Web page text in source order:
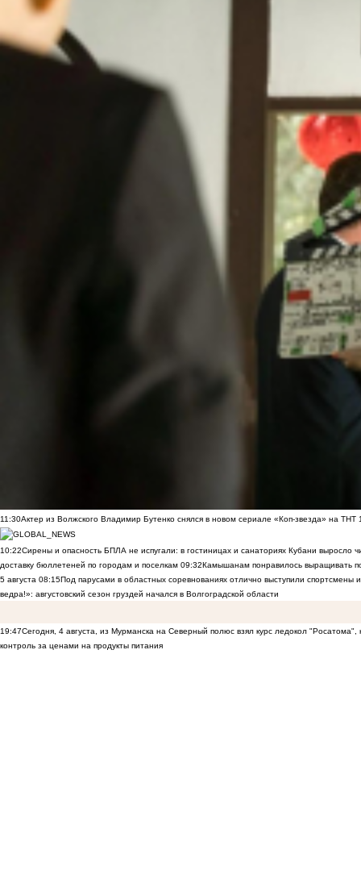
11:30Актер из Волжского Владимир Бутенко снялся в новом сериале «Коп-звезда» на ТНТ
10:22Сирены и опасность БПЛА не испугали: в гостиницах и санаториях Кубани выросло
доставку бюллетеней по городам и поселкам 09:32Камышанам понравилось выращивать
5 августа 08:15Под парусами в областных соревнованиях отлично выступили спортсмены
ведра!»: августовский сезон груздей начался в Волгоградской области
19:47Сегодня, 4 августа, из Мурманска на Северный полюс взял курс ледокол
контроль за ценами на продукты питания